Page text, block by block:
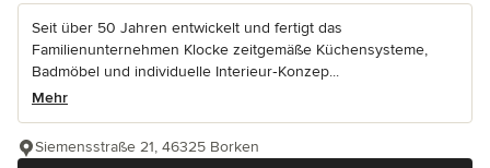
Seit über 50 Jahren entwickelt und fertigt das
Familienunternehmen Klocke zeitgemäße Küchensysteme,
Badmöbel und individuelle Interieur‑Konzep...
Mehr
Siemensstraße 21, 46325 Borken